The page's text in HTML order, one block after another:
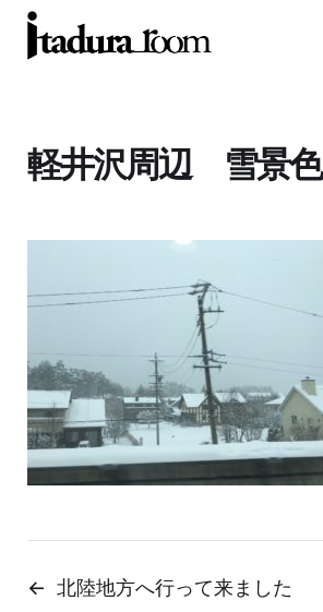
軽井沢周辺 雪景色
← 北陸地方へ行って来ました